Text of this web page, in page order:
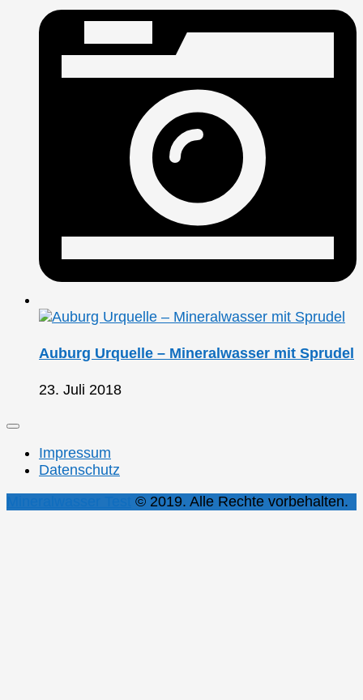
Auburg Urquelle – Mineralwasser mit Sprudel
23. Juli 2018
Impressum
Datenschutz
© 2019. Alle Rechte vorbehalten.